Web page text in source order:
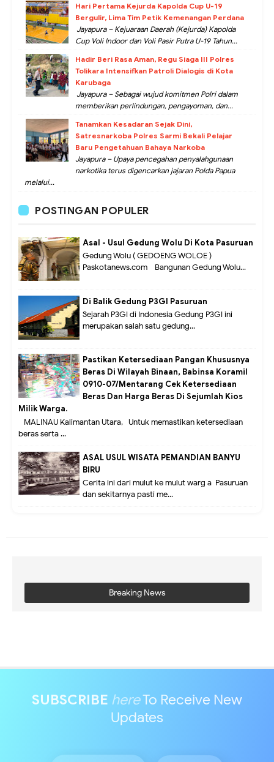
Hari Pertama Kejurda Kapolda Cup U-19
Bergulir, Lima Tim Petik Kemenangan Perdana
Jayapura – Kejuaraan Daerah (Kejurda) Kapolda
Cup Voli Indoor dan Voli Pasir Putra U-19 Tahun...
Hadir Beri Rasa Aman, Regu Siaga III Polres
Tolikara Intensifkan Patroli Dialogis di Kota
Karubaga
Jayapura – Sebagai wujud komitmen Polri dalam
memberikan perlindungan, pengayoman, dan...
Tanamkan Kesadaran Sejak Dini,
Satresnarkoba Polres Sarmi Bekali Pelajar
Baru Pengetahuan Bahaya Narkoba
Jayapura – Upaya pencegahan penyalahgunaan
narkotika terus digencarkan jajaran Polda Papua
melalui...
POSTINGAN POPULER
Asal - Usul Gedung Wolu Di Kota Pasuruan
Gedung Wolu ( GEDOENG WOLOE )
Paskotanews.com - Bangunan Gedung Wolu...
Di Balik Gedung P3GI Pasuruan
Sejarah P3GI di Indonesia Gedung P3GI ini
merupakan salah satu gedung...
Pastikan Ketersediaan Pangan Khususnya
Beras Di Wilayah Binaan, Babinsa Koramil
0910-07/Mentarang Cek Ketersediaan
Beras Dan Harga Beras Di Sejumlah Kios
Milik Warga.
MALINAU Kalimantan Utara,- Untuk memastikan ketersediaan
beras serta ...
ASAL USUL WISATA PEMANDIAN BANYU
BIRU
Cerita ini dari mulut ke mulut warg a Pasuruan
dan sekitarnya pasti me...
Breaking News
SUBSCRIBE hereTo Receive New
Updates